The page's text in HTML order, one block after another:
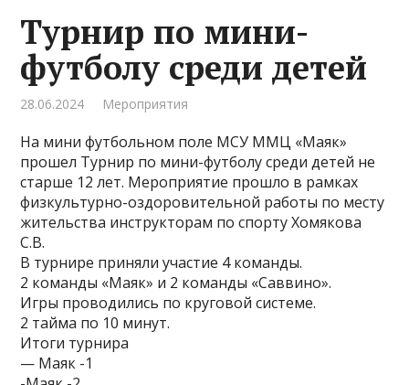
Турнир по мини-
футболу среди детей
28.06.2024 Мероприятия
На мини футбольном поле МСУ ММЦ «Маяк»
прошел Турнир по мини-футболу среди детей не
старше 12 лет. Мероприятие прошло в рамках
физкультурно-оздоровительной работы по месту
жительства инструкторам по спорту Хомякова
С.В.
В турнире приняли участие 4 команды.
2 команды «Маяк» и 2 команды «Саввино».
Игры проводились по круговой системе.
2 тайма по 10 минут.
Итоги турнира
— Маяк -1